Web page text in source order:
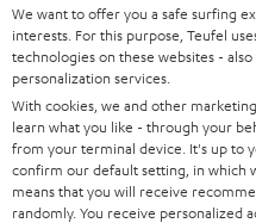
l
d
u
n
g
HEIMKINO-KOMPLETTANLAGEN
SOUNDBARS
STEREO
SMART HOME
SUPPORT
PRESSE & MARKETING
GESCHÄFTSKUNDEN
Teufel Onlineshops
DEUTSCHLAND
ÖSTERREICH
We want to offer you a safe surfing
interests. For this purpose, Teufel
technologies on these websites -
personalization services.
With cookies, we and other
learn what you like - through your
from your terminal device. It's up to
confirm our default setting, in which
means that you will receive
randomly. You receive personalized